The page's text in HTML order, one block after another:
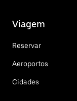
Viagem
Reservar
Aeroportos
Cidades